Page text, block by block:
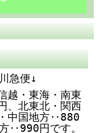
急便↓
越・東海・南東
、北東北・関西
中国地方‥880
‥990円です。